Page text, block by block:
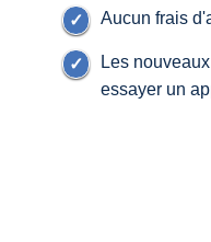
Aucun frais
Les
essayer un